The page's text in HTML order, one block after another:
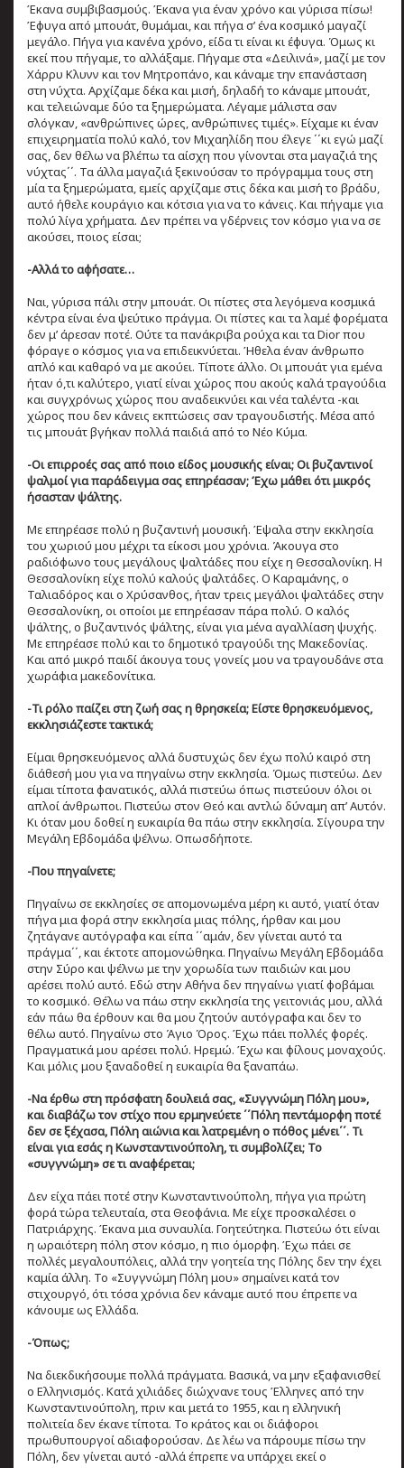
Έκανα συμβιβασμούς. Έκανα για έναν χρόνο και γύρισα πίσω!
Έφυγα από μπουάτ, θυμάμαι, και πήγα σ’ ένα κοσμικό μαγαζί
μεγάλο. Πήγα για κανένα χρόνο, είδα τι είναι κι έφυγα. Όμως κι
εκεί που πήγαμε, το αλλάξαμε. Πήγαμε στα «Δειλινά», μαζί με τον
Χάρρυ Κλυνν και τον Μητροπάνο, και κάναμε την επανάσταση
στη νύχτα. Αρχίζαμε δέκα και μισή, δηλαδή το κάναμε μπουάτ,
και τελειώναμε δύο τα ξημερώματα. Λέγαμε μάλιστα σαν
σλόγκαν, «ανθρώπινες ώρες, ανθρώπινες τιμές». Είχαμε κι έναν
επιχειρηματία πολύ καλό, τον Μιχαηλίδη που έλεγε ΄΄κι εγώ μαζί
σας, δεν θέλω να βλέπω τα αίσχη που γίνονται στα μαγαζιά της
νύχτας΄΄. Τα άλλα μαγαζιά ξεκινούσαν το πρόγραμμα τους στη
μία τα ξημερώματα, εμείς αρχίζαμε στις δέκα και μισή το βράδυ,
αυτό ήθελε κουράγιο και κότσια για να το κάνεις. Και πήγαμε για
πολύ λίγα χρήματα. Δεν πρέπει να γδέρνεις τον κόσμο για να σε
ακούσει, ποιος είσαι;
-Αλλά το αφήσατε…
Ναι, γύρισα πάλι στην μπουάτ. Οι πίστες στα λεγόμενα κοσμικά
κέντρα είναι ένα ψεύτικο πράγμα. Οι πίστες και τα λαμέ φορέματα
δεν μ’ άρεσαν ποτέ. Ούτε τα πανάκριβα ρούχα και τα Dior που
φόραγε ο κόσμος για να επιδεικνύεται. Ήθελα έναν άνθρωπο
απλό και καθαρό να με ακούει. Τίποτε άλλο. Οι μπουάτ για εμένα
ήταν ό,τι καλύτερο, γιατί είναι χώρος που ακούς καλά τραγούδια
και συγχρόνως χώρος που αναδεικνύει και νέα ταλέντα -και
χώρος που δεν κάνεις εκπτώσεις σαν τραγουδιστής. Μέσα από
τις μπουάτ βγήκαν πολλά παιδιά από το Νέο Κύμα.
-Οι επιρροές σας από ποιο είδος μουσικής είναι; Οι βυζαντινοί
ψαλμοί για παράδειγμα σας επηρέασαν; Έχω μάθει ότι μικρός
ήσασταν ψάλτης.
Με επηρέασε πολύ η βυζαντινή μουσική. Έψαλα στην εκκλησία
του χωριού μου μέχρι τα είκοσι μου χρόνια. Άκουγα στο
ραδιόφωνο τους μεγάλους ψαλτάδες που είχε η Θεσσαλονίκη. Η
Θεσσαλονίκη είχε πολύ καλούς ψαλτάδες. Ο Καραμάνης, ο
Ταλιαδόρος και ο Χρύσανθος, ήταν τρεις μεγάλοι ψαλτάδες στην
Θεσσαλονίκη, οι οποίοι με επηρέασαν πάρα πολύ. Ο καλός
ψάλτης, ο βυζαντινός ψάλτης, είναι για μένα αγαλλίαση ψυχής.
Με επηρέασε πολύ και το δημοτικό τραγούδι της Μακεδονίας.
Και από μικρό παιδί άκουγα τους γονείς μου να τραγουδάνε στα
χωράφια μακεδονίτικα.
-Τι ρόλο παίζει στη ζωή σας η θρησκεία; Είστε θρησκευόμενος,
εκκλησιάζεστε τακτικά;
Είμαι θρησκευόμενος αλλά δυστυχώς δεν έχω πολύ καιρό στη
διάθεσή μου για να πηγαίνω στην εκκλησία. Όμως πιστεύω. Δεν
είμαι τίποτα φανατικός, αλλά πιστεύω όπως πιστεύουν όλοι οι
απλοί άνθρωποι. Πιστεύω στον Θεό και αντλώ δύναμη απ’ Αυτόν.
Κι όταν μου δοθεί η ευκαιρία θα πάω στην εκκλησία. Σίγουρα την
Μεγάλη Εβδομάδα ψέλνω. Οπωσδήποτε.
-Που πηγαίνετε;
Πηγαίνω σε εκκλησίες σε απομονωμένα μέρη κι αυτό, γιατί όταν
πήγα μια φορά στην εκκλησία μιας πόλης, ήρθαν και μου
ζητάγανε αυτόγραφα και είπα ΄΄αμάν, δεν γίνεται αυτό τα
πράγμα΄΄, και έκτοτε απομονώθηκα. Πηγαίνω Μεγάλη Εβδομάδα
στην Σύρο και ψέλνω με την χορωδία των παιδιών και μου
αρέσει πολύ αυτό. Εδώ στην Αθήνα δεν πηγαίνω γιατί φοβάμαι
το κοσμικό. Θέλω να πάω στην εκκλησία της γειτονιάς μου, αλλά
εάν πάω θα έρθουν και θα μου ζητούν αυτόγραφα και δεν το
θέλω αυτό. Πηγαίνω στο Άγιο Όρος. Έχω πάει πολλές φορές.
Πραγματικά μου αρέσει πολύ. Ηρεμώ. Έχω και φίλους μοναχούς.
Και μόλις μου ξαναδοθεί η ευκαιρία θα ξαναπάω.
-Να έρθω στη πρόσφατη δουλειά σας, «Συγγνώμη Πόλη μου»,
και διαβάζω τον στίχο που ερμηνεύετε ΄΄Πόλη πεντάμορφη ποτέ
δεν σε ξέχασα, Πόλη αιώνια και λατρεμένη ο πόθος μένει΄΄. Τι
είναι για εσάς η Κωνσταντινούπολη, τι συμβολίζει; Το
«συγγνώμη» σε τι αναφέρεται;
Δεν είχα πάει ποτέ στην Κωνσταντινούπολη, πήγα για πρώτη
φορά τώρα τελευταία, στα Θεοφάνια. Με είχε προσκαλέσει ο
Πατριάρχης. Έκανα μια συναυλία. Γοητεύτηκα. Πιστεύω ότι είναι
η ωραιότερη πόλη στον κόσμο, η πιο όμορφη. Έχω πάει σε
πολλές μεγαλουπόλεις, αλλά την γοητεία της Πόλης δεν την έχει
καμία άλλη. Το «Συγγνώμη Πόλη μου» σημαίνει κατά τον
στιχουργό, ότι τόσα χρόνια δεν κάναμε αυτό που έπρεπε να
κάνουμε ως Ελλάδα.
-Όπως;
Να διεκδικήσουμε πολλά πράγματα. Βασικά, να μην εξαφανισθεί
ο Ελληνισμός. Κατά χιλιάδες διώχνανε τους Έλληνες από την
Κωνσταντινούπολη, πριν και μετά το 1955, και η ελληνική
πολιτεία δεν έκανε τίποτα. Το κράτος και οι διάφοροι
πρωθυπουργοί αδιαφορούσαν. Δε λέω να πάρουμε πίσω την
Πόλη, δεν γίνεται αυτό -αλλά έπρεπε να υπάρχει εκεί ο